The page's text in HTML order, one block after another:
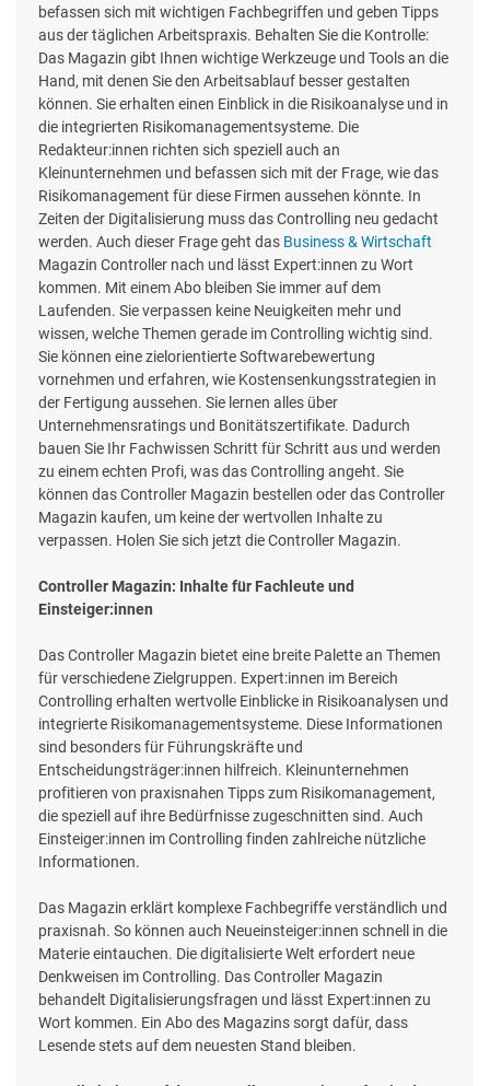
befassen sich mit wichtigen Fachbegriffen und geben Tipps
aus der täglichen Arbeitspraxis. Behalten Sie die Kontrolle:
Das Magazin gibt Ihnen wichtige Werkzeuge und Tools an die
Hand, mit denen Sie den Arbeitsablauf besser gestalten
können. Sie erhalten einen Einblick in die Risikoanalyse und in
die integrierten Risikomanagementsysteme. Die
Redakteur:innen richten sich speziell auch an
Kleinunternehmen und befassen sich mit der Frage, wie das
Risikomanagement für diese Firmen aussehen könnte. In
Zeiten der Digitalisierung muss das Controlling neu gedacht
werden. Auch dieser Frage geht das Business & Wirtschaft
Magazin Controller nach und lässt Expert:innen zu Wort
kommen. Mit einem Abo bleiben Sie immer auf dem
Laufenden. Sie verpassen keine Neuigkeiten mehr und
wissen, welche Themen gerade im Controlling wichtig sind.
Sie können eine zielorientierte Softwarebewertung
vornehmen und erfahren, wie Kostensenkungsstrategien in
der Fertigung aussehen. Sie lernen alles über
Unternehmensratings und Bonitätszertifikate. Dadurch
bauen Sie Ihr Fachwissen Schritt für Schritt aus und werden
zu einem echten Profi, was das Controlling angeht. Sie
können das Controller Magazin bestellen oder das Controller
Magazin kaufen, um keine der wertvollen Inhalte zu
verpassen. Holen Sie sich jetzt die Controller Magazin.
Controller Magazin: Inhalte für Fachleute und
Einsteiger:innen
Das Controller Magazin bietet eine breite Palette an Themen
für verschiedene Zielgruppen. Expert:innen im Bereich
Controlling erhalten wertvolle Einblicke in Risikoanalysen und
integrierte Risikomanagementsysteme. Diese Informationen
sind besonders für Führungskräfte und
Entscheidungsträger:innen hilfreich. Kleinunternehmen
profitieren von praxisnahen Tipps zum Risikomanagement,
die speziell auf ihre Bedürfnisse zugeschnitten sind. Auch
Einsteiger:innen im Controlling finden zahlreiche nützliche
Informationen.
Das Magazin erklärt komplexe Fachbegriffe verständlich und
praxisnah. So können auch Neueinsteiger:innen schnell in die
Materie eintauchen. Die digitalisierte Welt erfordert neue
Denkweisen im Controlling. Das Controller Magazin
behandelt Digitalisierungsfragen und lässt Expert:innen zu
Wort kommen. Ein Abo des Magazins sorgt dafür, dass
Lesende stets auf dem neuesten Stand bleiben.